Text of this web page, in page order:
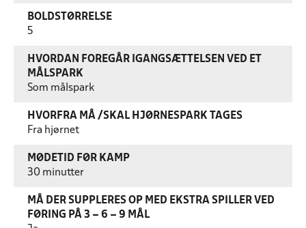
BOLDSTØRRELSE
5
HVORDAN FOREGÅR IGANGSÆTTELSEN VED ET
MÅLSPARK
Som målspark
HVORFRA MÅ /SKAL HJØRNESPARK TAGES
Fra hjørnet
MØDETID FØR KAMP
30 minutter
MÅ DER SUPPLERES OP MED EKSTRA SPILLER VED
FØRING PÅ 3 – 6 – 9 MÅL